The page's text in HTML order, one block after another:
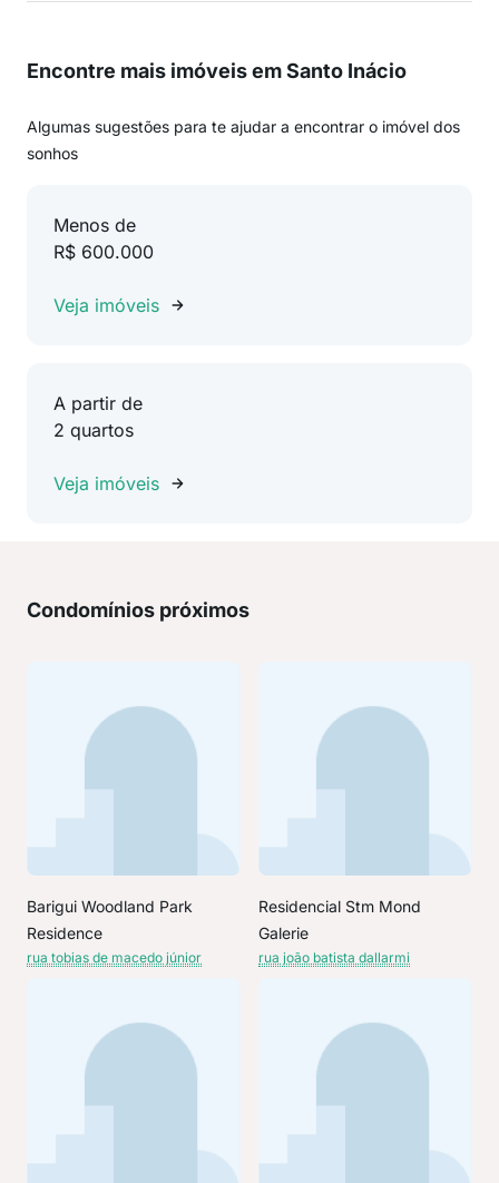
Encontre mais imóveis em Santo Inácio
Algumas sugestões para te ajudar a encontrar o imóvel dos
sonhos
Menos de
R$ 600.000
Veja imóveis
A partir de
2 quartos
Veja imóveis
Condomínios próximos
Barigui Woodland Park
Residence
rua tobias de macedo júnior
Residencial Stm Mond
Galerie
rua joão batista dallarmi